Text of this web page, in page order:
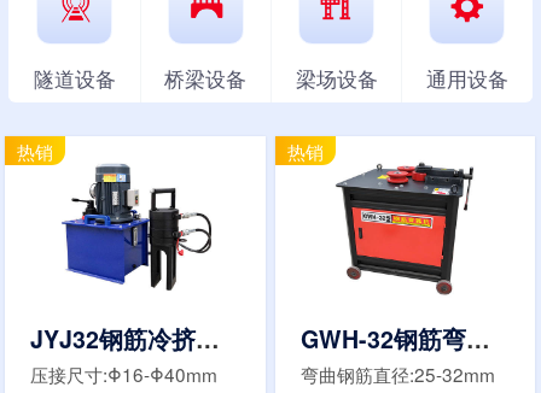
隧道设备 桥梁设备 梁场设备 通用设备
JYJ32钢筋冷挤压机
压接尺寸:Φ16-Φ40mm
GWH-32钢筋弯弧机
弯曲钢筋直径:25-32mm